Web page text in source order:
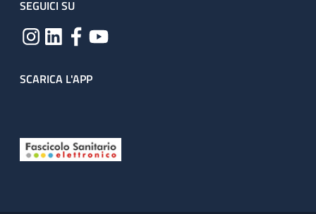
SEGUICI SU
SCARICA L'APP